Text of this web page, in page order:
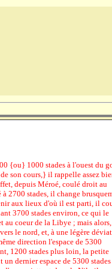
{ou} 1000 stades à l'ouest du
son cours,} il rappelle assez
depuis Méroé, coulé droit au
2700 stades, il change
aux lieux d'où il est parti, il
3700 stades environ, ce qui le
au coeur de la Libye ; mais
le nord, et, à une légère
direction l'espace de 5300
1200 stades plus loin, la petite
dernier espace de 5300 stades